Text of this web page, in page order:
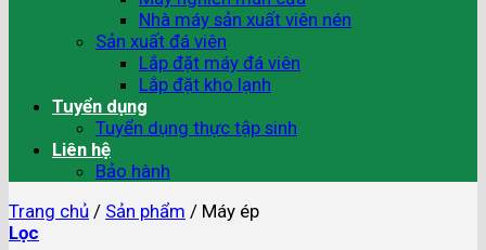
Nhà máy sản xuất viên nén
Sản xuất đá viên
Lắp đặt máy đá viên
Lắp đặt kho lạnh
Tuyển dụng
Tuyển dụng thực tập sinh
Liên hệ
Bảo hành
Trang chủ / Sản phẩm / Máy ép
Lọc